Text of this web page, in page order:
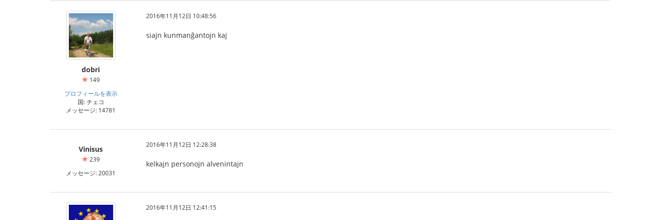
dobri
149
プロフィールを表示
国: チェコ
メッセージ: 14781
2016年11月12日 10:48:56
siajn kunmanĝantojn kaj
Vinisus
239
メッセージ: 20031
2016年11月12日 12:28:38
kelkajn personojn alvenintajn
2016年11月12日 12:41:15